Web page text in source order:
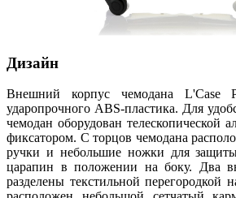
Дизайн
Внешний корпус чемодана L'Case
ударопрочного ABS-пластика. Для
чемодан оборудован телескопической
фиксатором. С торцов чемодана
ручки и небольшие ножки для
царапин в положении на боку. Два
разделены текстильной